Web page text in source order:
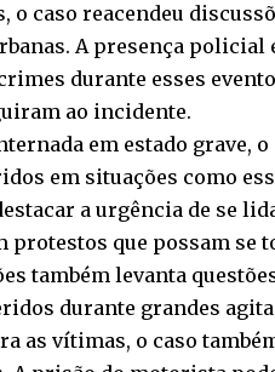
caso reacendeu
A presença policial
durante esses
ao incidente.
em estado grave,
em situações como
a urgência de se
protestos que possam se
também levanta
durante grandes
as vítimas, o caso